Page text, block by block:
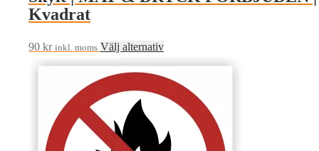
Kvadrat
90 kr inkl. moms Välj alternativDen
här
produkten
har
varianter.